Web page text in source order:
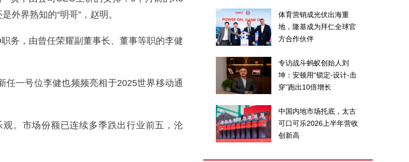
外界熟知的“明哥”，赵明。
务，由曾任荣耀副董事长、董事等职的李健
一号位李健也频频亮相于2025世界移动通
。市场份额已连续多季跌出行业前五，沦
体育营销成光伏出海重
地，隆基成为拜仁全球官
方合作伙伴
专访战斗蚂蚁创始人刘
坤：安顿用“锁定-设计-击
穿”跑出10倍增长
中国内地市场托底，太古
可口可乐2026上半年营收
创新高